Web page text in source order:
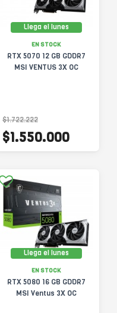
Llega el lunes
EN STOCK
RTX 5070 12 GB GDDR7
MSI VENTUS 3X OC
$1.722.222
$1.550.000
Llega el lunes
EN STOCK
RTX 5080 16 GB GDDR7
MSI Ventus 3X OC